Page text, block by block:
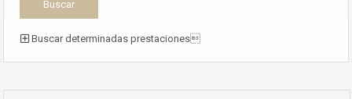
Buscar determinadas prestaciones